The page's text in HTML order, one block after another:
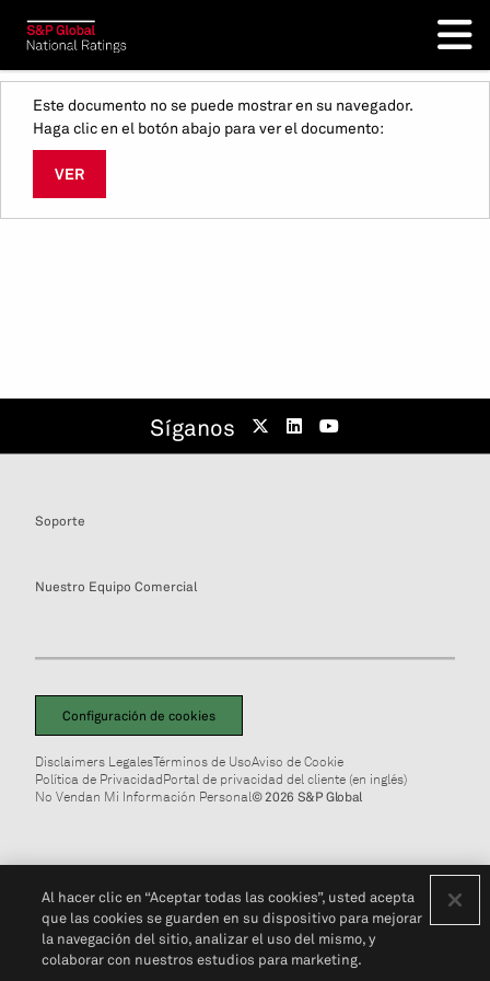
Este documento no se puede mostrar en su navegador.
Haga clic en el botón abajo para ver el documento:
VER
Síganos
Soporte
Nuestro Equipo Comercial
Configuración de cookies
Disclaimers LegalesTérminos de UsoAviso de Cookie
Política de PrivacidadPortal de privacidad del cliente (en inglés)
No Vendan Mi Información Personal© 2026 S&P Global
Al hacer clic en “Aceptar todas las cookies”, usted acepta
que las cookies se guarden en su dispositivo para mejorar
la navegación del sitio, analizar el uso del mismo, y
colaborar con nuestros estudios para marketing.